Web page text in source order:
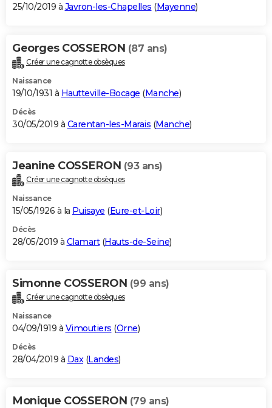
25/10/2019 à Javron-les-Chapelles (Mayenne)
Georges COSSERON (87 ans)
Créer une cagnotte obsèques
Naissance
19/10/1931 à Hautteville-Bocage (Manche)
Décès
30/05/2019 à Carentan-les-Marais (Manche)
Jeanine COSSERON (93 ans)
Créer une cagnotte obsèques
Naissance
15/05/1926 à la Puisaye (Eure-et-Loir)
Décès
28/05/2019 à Clamart(Hauts-de-Seine)
Simonne COSSERON (99 ans)
Créer une cagnotte obsèques
Naissance
04/09/1919 à Vimoutiers (Orne)
Décès
28/04/2019 à Dax(Landes)
Monique COSSERON (79 ans)